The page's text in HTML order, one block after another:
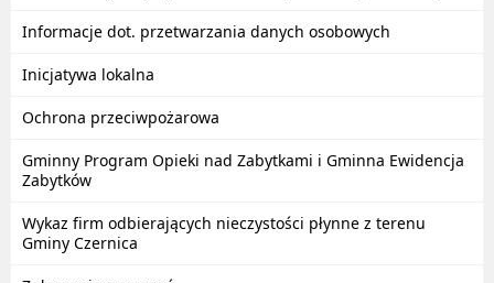
Informacje dot. przetwarzania danych osobowych
Inicjatywa lokalna
Ochrona przeciwpożarowa
Gminny Program Opieki nad Zabytkami i Gminna Ewidencja
Zabytków
Wykaz firm odbierających nieczystości płynne z terenu
Gminy Czernica